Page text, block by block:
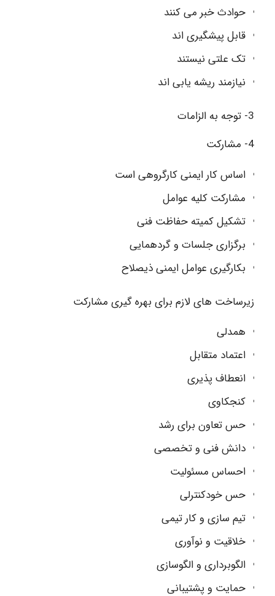
حوادث خبر می کنند
قابل پیشگیری اند
تک علتی نیستند
نیازمند ریشه یابی اند
3- توجه به الزامات
4- مشارکت
اساس کار ایمنی کارگروهی است
مشارکت کلیه عوامل
تشکیل کمیته حفاظت فنی
برگزاری جلسات و گردهمایی
بکارگیری عوامل ایمنی ذیصلاح
زیرساخت های لازم برای بهره گیری مشارکت
همدلی
اعتماد متقابل
انعطاف پذیری
کنجکاوی
حس تعاون برای رشد
دانش فنی و تخصصی
احساس مسئولیت
حس خودکنترلی
تیم سازی و کار تیمی
خلاقیت و نوآوری
الگوبرداری و الگوسازی
حمایت و پشتیبانی